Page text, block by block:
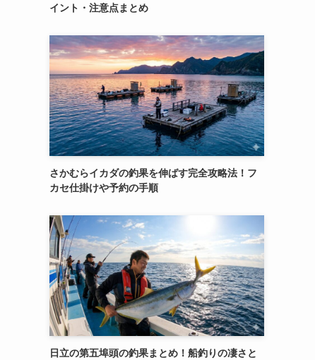
イント・注意点まとめ
さかむらイカダの釣果を伸ばす完全攻略法！フ
カセ仕掛けや予約の手順
日立の第五埠頭の釣果まとめ！船釣りの凄さと